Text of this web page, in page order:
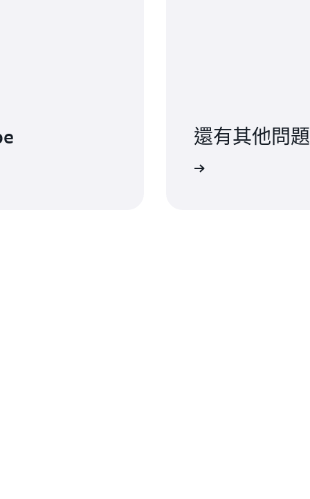
還有其他問